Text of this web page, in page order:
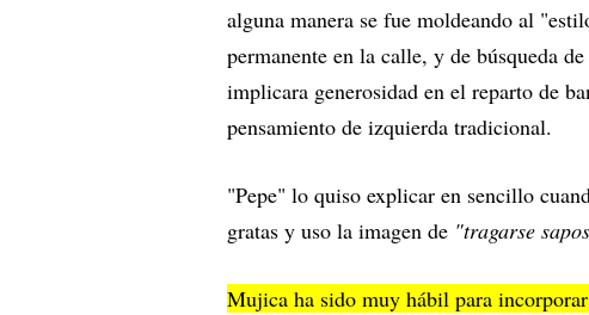
alguna manera se fue moldeando al
permanente en la calle, y de búsqueda
implicara generosidad en el reparto de
pensamiento de izquierda tradicional.
"Pepe" lo quiso explicar en sencillo
gratas y uso la imagen de "tragarse
Mujica ha sido muy hábil para